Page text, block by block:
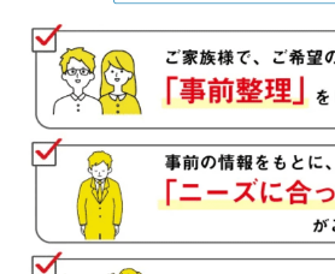
■問１５.現在の借り入れ状況についてお
種類
その他